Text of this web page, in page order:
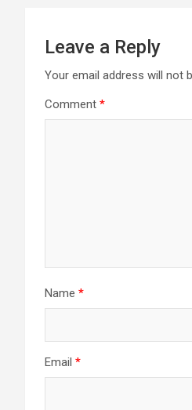
Leave a Reply
Your email address will not
Comment *
Name *
Email *